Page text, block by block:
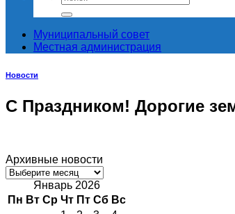
Муниципальный совет
Местная администрация
Новости
С Праздником! Дорогие
Архивные новости
Архивные
новостиЯнварь 2026
Пн Вт Ср Чт Пт Сб Вс